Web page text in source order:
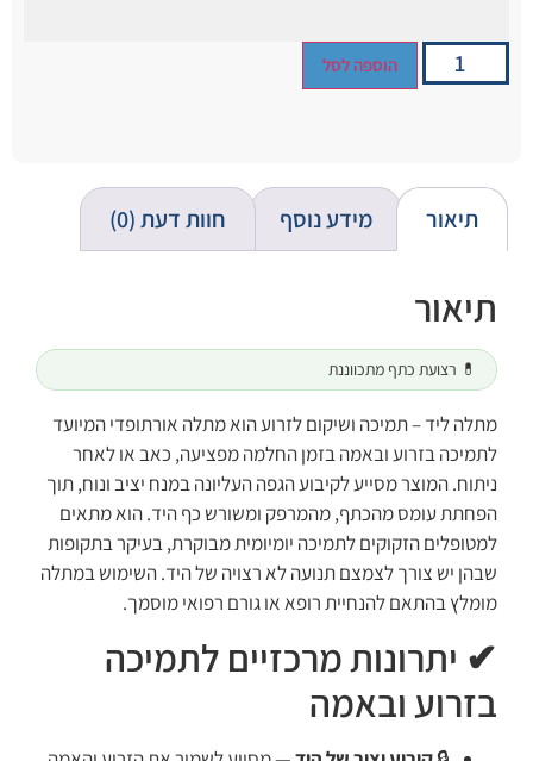
הוספה לסל
תיאור מידע נוסף חוות דעת (0)
תיאור
💊 רצועת כתף מתכווננת
מתלה ליד – תמיכה ושיקום לזרוע הוא מתלה אורתופדי המיועד
לתמיכה בזרוע ובאמה בזמן החלמה מפציעה, כאב או לאחר
ניתוח. המוצר מסייע לקיבוע הגפה העליונה במנח יציב ונוח, תוך
הפחתת עומס מהכתף, מהמרפק ומשורש כף היד. הוא מתאים
למטופלים הזקוקים לתמיכה יומיומית מבוקרת, בעיקר בתקופות
שבהן יש צורך לצמצם תנועה לא רצויה של היד. השימוש במתלה
מומלץ בהתאם להנחיית רופא או גורם רפואי מוסמך.
✔ יתרונות מרכזיים לתמיכה
בזרוע ובאמה